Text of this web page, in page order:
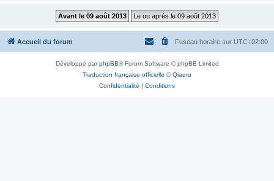
Accueil du forum Fuseau horaire sur UTC+02:00
Développé parphpBB® Forum Software © phpBB Limited
Traduction française officielle ©Qiaeru
Confidentialité | Conditions